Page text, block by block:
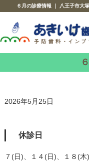
６月の診療情報 ｜ 八王子市大
2026年5月25日
休診日
７(日)、１４(日)、１８(